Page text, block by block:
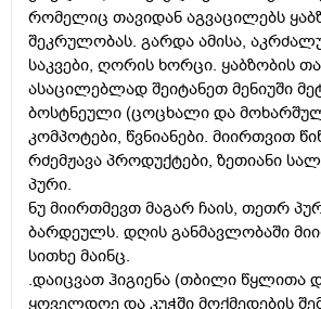
რომელიც თავიდან აგვაცილებს
შეკრულობას. გარდა ამისა,
საკვები, ღორის ხორცი. ყაბზობის
ასაცილებლად შეიტანეთ მენიუში
ბოსტნეული (ცოცხალი და
კომპოტები, წვნიანები. მიირთვით
რძემჟავა პროდუქტები, ზეთიანი
პური.
ნუ მიირთმევთ მაგარ ჩაის, თეთრ
ბარდეულს. დღის განმავლობაში
სითხე მაინც.
.დაიცვათ ჰიგიენა (თბილი წყლითა
ყოველდღე და კუჭში მოქმედების